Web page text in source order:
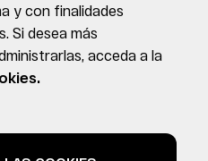
y con finalidades
Si desea más
acceda a la